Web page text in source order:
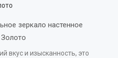
зеркало настенное
вкус и изысканность, это